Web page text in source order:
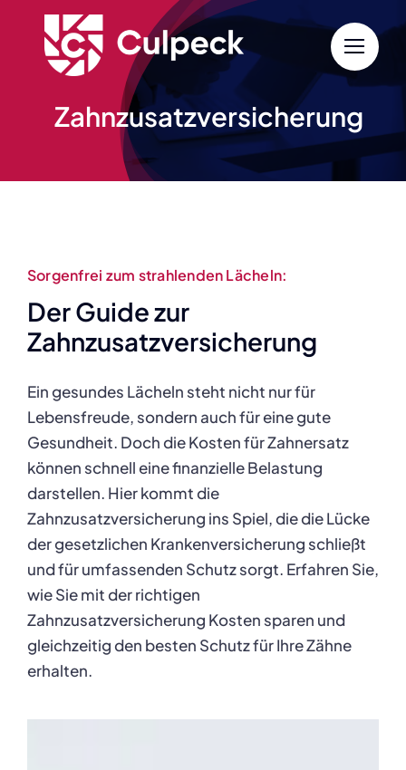
springen
Zahnzusatzversicherung
Sorgenfrei zum strahlenden Lächeln:
Der Guide zur
Zahnzusatzversicherung
Ein gesundes Lächeln steht nicht nur für
Lebensfreude, sondern auch für eine gute
Gesundheit. Doch die Kosten für Zahnersatz
können schnell eine finanzielle Belastung
darstellen. Hier kommt die
Zahnzusatzversicherung ins Spiel, die die Lücke
der gesetzlichen Krankenversicherung schließt
und für umfassenden Schutz sorgt. Erfahren Sie,
wie Sie mit der richtigen
Zahnzusatzversicherung Kosten sparen und
gleichzeitig den besten Schutz für Ihre Zähne
erhalten.